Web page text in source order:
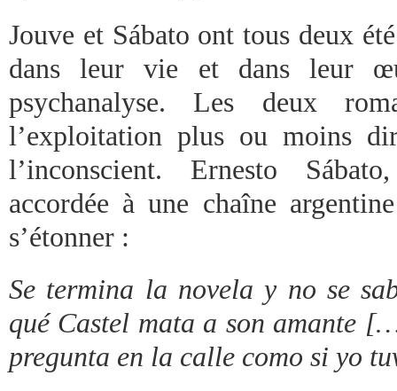
Jouve et Sábato ont tous deux
dans leur vie et dans leur
psychanalyse. Les deux
l’exploitation plus ou moins
l’inconscient. Ernesto
accordée à une chaîne
s’étonner :
Se termina la novela y no se
qué Castel mata a son amante
pregunta en la calle como si yo